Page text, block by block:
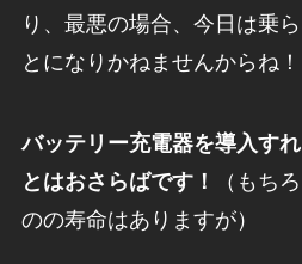
り、最悪の場合、今日は乗
とになりかねませんからね！
バッテリー充電器を導入す
とはおさらばです！
（もち
のの寿命はありますが）